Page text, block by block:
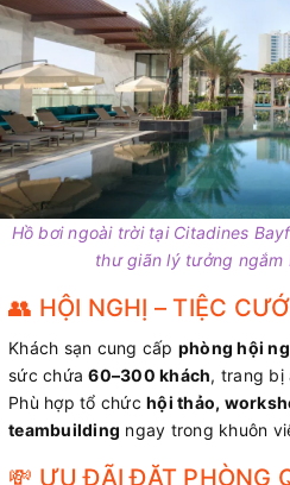
Hồ bơi ngoài trời tại Citadines
thư giãn lý tưởng ngắm
👥 HỘI NGHỊ – TIỆC
Khách sạn cung cấp phòng hội
sức chứa60–300 khách, trang bị
Phù hợp tổ chức hội thảo,
teambuilding ngay trong khuôn
💸 ƯU ĐÃI ĐẶT PHÒNG